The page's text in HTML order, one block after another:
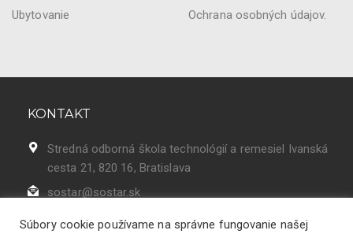
Ubytovanie
Ochrana osobných údajov.
KONTAKT
Stredná odborná škola technológií a remesiel Ivanská
cesta 21, 820 16, Bratislava
sostar@sostar.sk
Súbory cookie používame na správne fungovanie našej